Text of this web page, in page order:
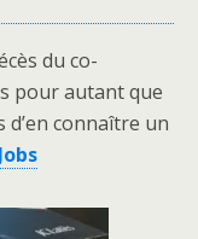
du co-
pour autant que
d’en connaître un